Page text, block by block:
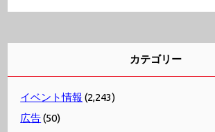
カテゴリー
イベント情報 (2,243)
広告(50)